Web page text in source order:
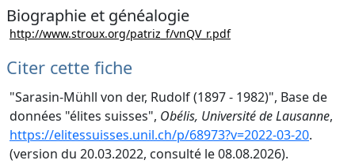
Biographie et généalogie
http://www.stroux.org/patriz_f/vnQV_r.pdf
Citer cette fiche
"Sarasin-Mühll von der, Rudolf (1897 - 1982)", Base de
données "élites suisses", Obélis, Université de Lausanne,
https://elitessuisses.unil.ch/p/68973?v=2022-03-20.
(version du 20.03.2022, consulté le 08.08.2026).